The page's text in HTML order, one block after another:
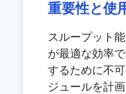
重要性と使
スループット
が最適な効率
するために不
ジュールを計